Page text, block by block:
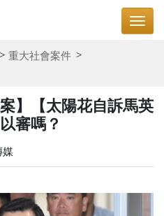
重大社會案件
】【太陽花自訴馬英
審嗎？
媒